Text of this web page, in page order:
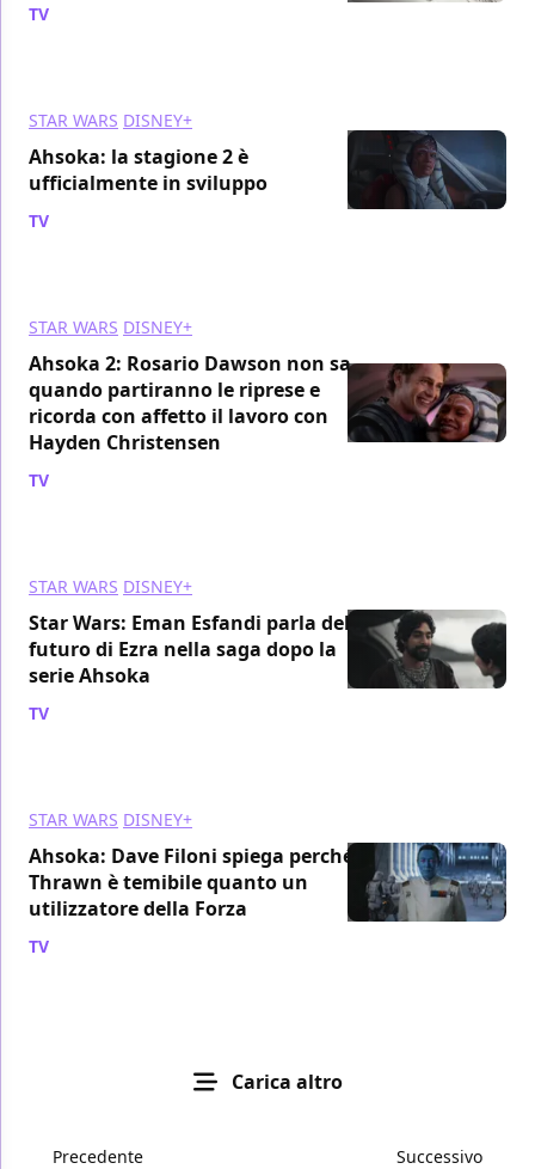
TV
STAR WARS DISNEY+
Ahsoka: la stagione 2 è
ufficialmente in sviluppo
TV
STAR WARS DISNEY+
Ahsoka 2: Rosario Dawson non sa
quando partiranno le riprese e
ricorda con affetto il lavoro con
Hayden Christensen
TV
STAR WARS DISNEY+
Star Wars: Eman Esfandi parla del
futuro di Ezra nella saga dopo la
serie Ahsoka
TV
STAR WARS DISNEY+
Ahsoka: Dave Filoni spiega perché
Thrawn è temibile quanto un
utilizzatore della Forza
TV
Carica altro
Precedente Successivo